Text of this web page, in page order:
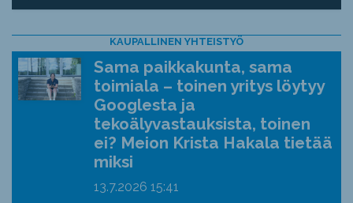
KAUPALLINEN YHTEISTYÖ
Sama paikkakunta, sama
toimiala – toinen yritys löytyy
Googlesta ja
tekoälyvastauksista, toinen
ei? Meion Krista Hakala tietää
miksi
13.7.2026 15:41